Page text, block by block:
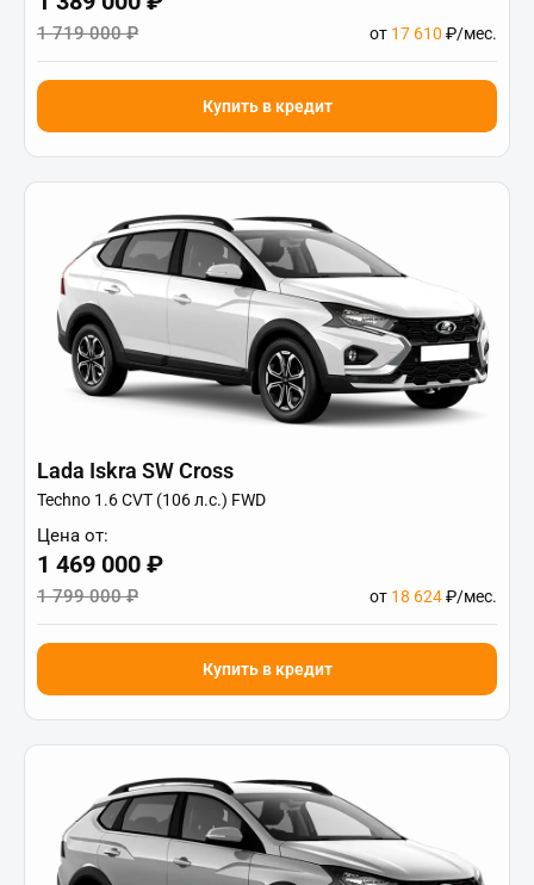
1 719 000 ₽ от 17 610 ₽/мес.
Купить в кредит
Lada Iskra SW Cross
Techno 1.6 CVT (106 л.с.) FWD
Цена от:
1 469 000 ₽
1 799 000 ₽ от 18 624₽/мес.
Купить в кредит